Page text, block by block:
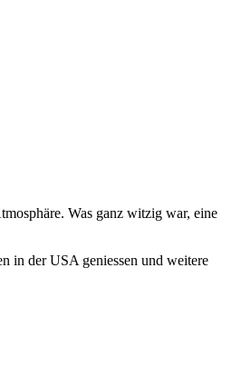
Was ganz witzig war, eine
in der USA geniessen und weitere